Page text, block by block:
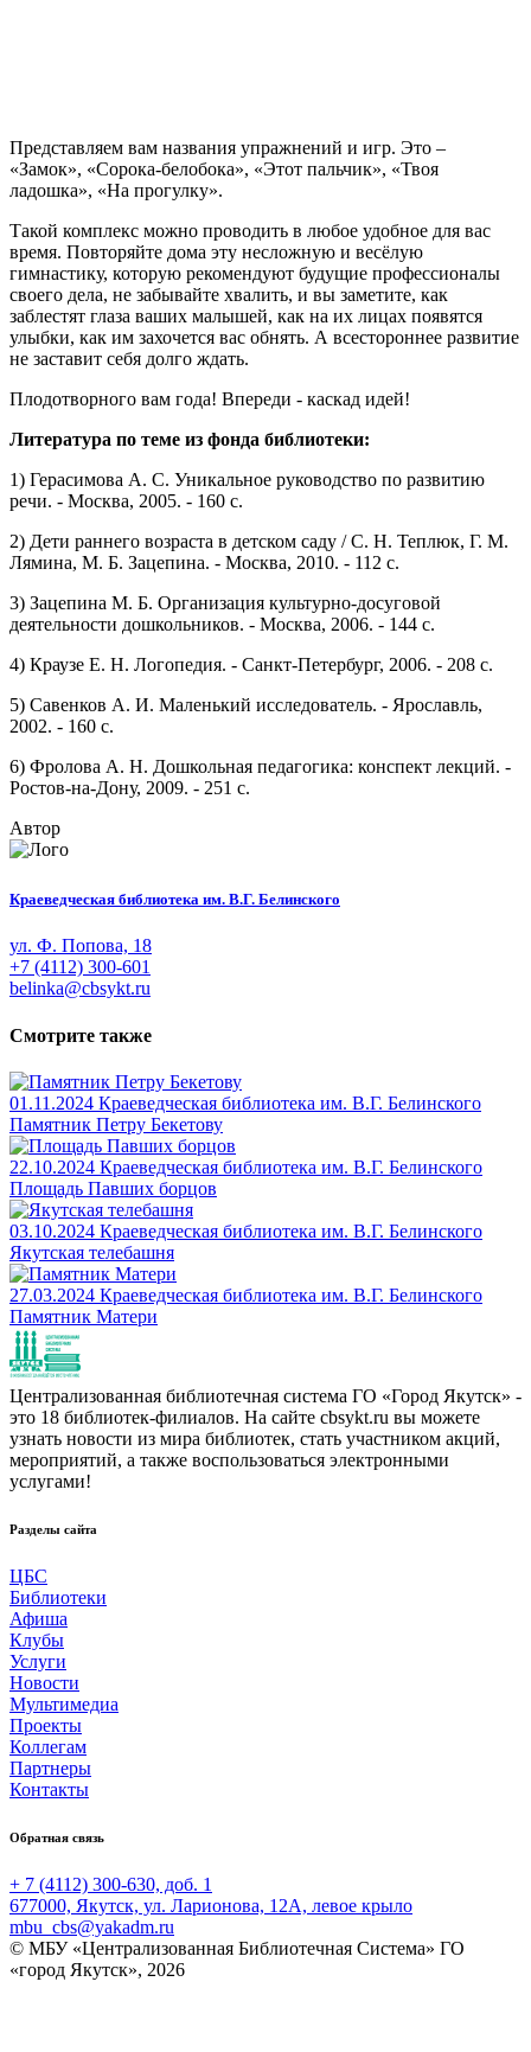
Представляем вам названия упражнений и игр. Это –
«Замок», «Сорока-белобока», «Этот пальчик», «Твоя
ладошка», «На прогулку».
Такой комплекс можно проводить в любое удобное для вас
время. Повторяйте дома эту несложную и весёлую
гимнастику, которую рекомендуют будущие профессионалы
своего дела, не забывайте хвалить, и вы заметите, как
заблестят глаза ваших малышей, как на их лицах появятся
улыбки, как им захочется вас обнять. А всестороннее развитие
не заставит себя долго ждать.
Плодотворного вам года! Впереди - каскад идей!
Литература по теме из фонда библиотеки:
1) Герасимова А. С. Уникальное руководство по развитию
речи. - Москва, 2005. - 160 с.
2) Дети раннего возраста в детском саду / С. Н. Теплюк, Г. М.
Лямина, М. Б. Зацепина. - Москва, 2010. - 112 с.
3) Зацепина М. Б. Организация культурно-досуговой
деятельности дошкольников. - Москва, 2006. - 144 с.
4) Краузе Е. Н. Логопедия. - Санкт-Петербург, 2006. - 208 с.
5) Савенков А. И. Маленький исследователь. - Ярославль,
2002. - 160 с.
6) Фролова А. Н. Дошкольная педагогика: конспект лекций. -
Ростов-на-Дону, 2009. - 251 с.
Автор
Краеведческая библиотека им. В.Г. Белинского
ул. Ф. Попова, 18
+7 (4112) 300-601
belinka@cbsykt.ru
Смотрите также
01.11.2024 Краеведческая библиотека им. В.Г. Белинского
Памятник Петру Бекетову
22.10.2024 Краеведческая библиотека им. В.Г. Белинского
Площадь Павших борцов
03.10.2024 Краеведческая библиотека им. В.Г. Белинского
Якутская телебашня
27.03.2024 Краеведческая библиотека им. В.Г. Белинского
Памятник Матери
Централизованная библиотечная система ГО «Город Якутск» -
это 18 библиотек-филиалов. На сайте cbsykt.ru вы можете
узнать новости из мира библиотек, стать участником акций,
мероприятий, а также воспользоваться электронными
услугами!
Разделы сайта
ЦБС
Библиотеки
Афиша
Клубы
Услуги
Новости
Мультимедиа
Проекты
Коллегам
Партнеры
Контакты
Обратная связь
+ 7 (4112) 300-630, доб. 1
677000, Якутск, ул. Ларионова, 12А, левое крыло
mbu_cbs@yakadm.ru
© МБУ «Централизованная Библиотечная Система» ГО
«город Якутск», 2026